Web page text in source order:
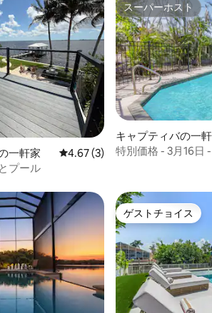
平均評価
一軒家 レビュー3件、5つ星中4.67つ
4.67 (3)
プール
スーパーホスト
スーパーホスト
キャプティバの一
特別価格 - 3月16日
スです。 ゲストチョイス
ゲストチョイス